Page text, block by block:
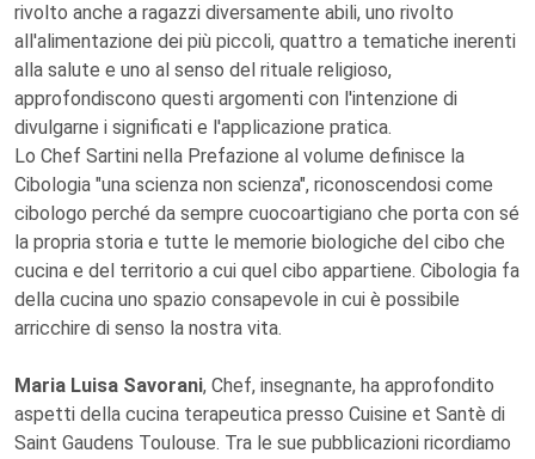
rivolto anche a ragazzi diversamente abili, uno rivolto
all'alimentazione dei più piccoli, quattro a tematiche inerenti
alla salute e uno al senso del rituale religioso,
approfondiscono questi argomenti con l'intenzione di
divulgarne i significati e l'applicazione pratica.
Lo Chef Sartini nella Prefazione al volume definisce la
Cibologia "una scienza non scienza", riconoscendosi come
cibologo perché da sempre cuocoartigiano che porta con sé
la propria storia e tutte le memorie biologiche del cibo che
cucina e del territorio a cui quel cibo appartiene. Cibologia fa
della cucina uno spazio consapevole in cui è possibile
arricchire di senso la nostra vita.
Maria Luisa Savorani, Chef, insegnante, ha approfondito
aspetti della cucina terapeutica presso Cuisine et Santè di
Saint Gaudens Toulouse. Tra le sue pubblicazioni ricordiamo